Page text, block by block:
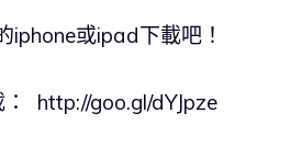
iphone或ipad下載吧！
： http://goo.gl/dYJpze